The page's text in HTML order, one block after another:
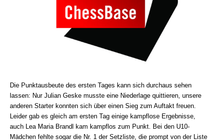
Die Punktausbeute des ersten Tages kann sich durchaus sehen
lassen: Nur Julian Geske musste eine Niederlage quittieren, unsere
anderen Starter konnten sich über einen Sieg zum Auftakt freuen.
Leider gab es gleich am ersten Tag einige kampflose Ergebnisse,
auch Lea Maria Brandl kam kampflos zum Punkt. Bei den U10-
Mädchen fehlte sogar die Nr. 1 der Setzliste, die prompt von der Liste